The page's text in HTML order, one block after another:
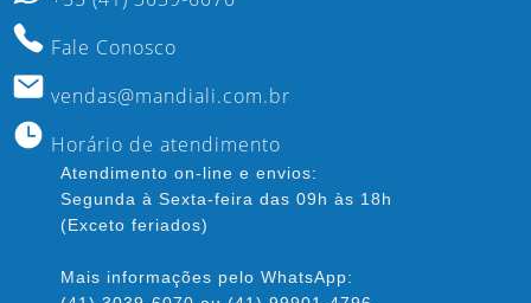
Fale Conosco
vendas@mandiali.com.br
Horário de atendimento
Atendimento on-line e envios:
Segunda à Sexta-feira das 09h às 18h
(Exceto feriados)
Mais informações pelo WhatsApp: